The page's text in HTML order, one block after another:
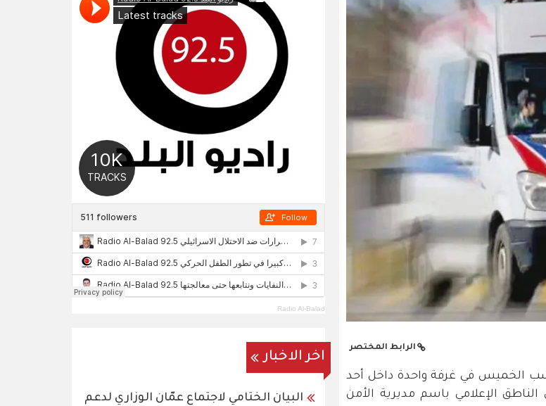
الرابط المختصر
الخميس في غرفة واحدة داخل أحد
الإعلامي باسم مديرية الأمن
Radio Al-Balad
اخر الاخبار
البيان الختامي لاجتماع عمّان الوزاري لدعم